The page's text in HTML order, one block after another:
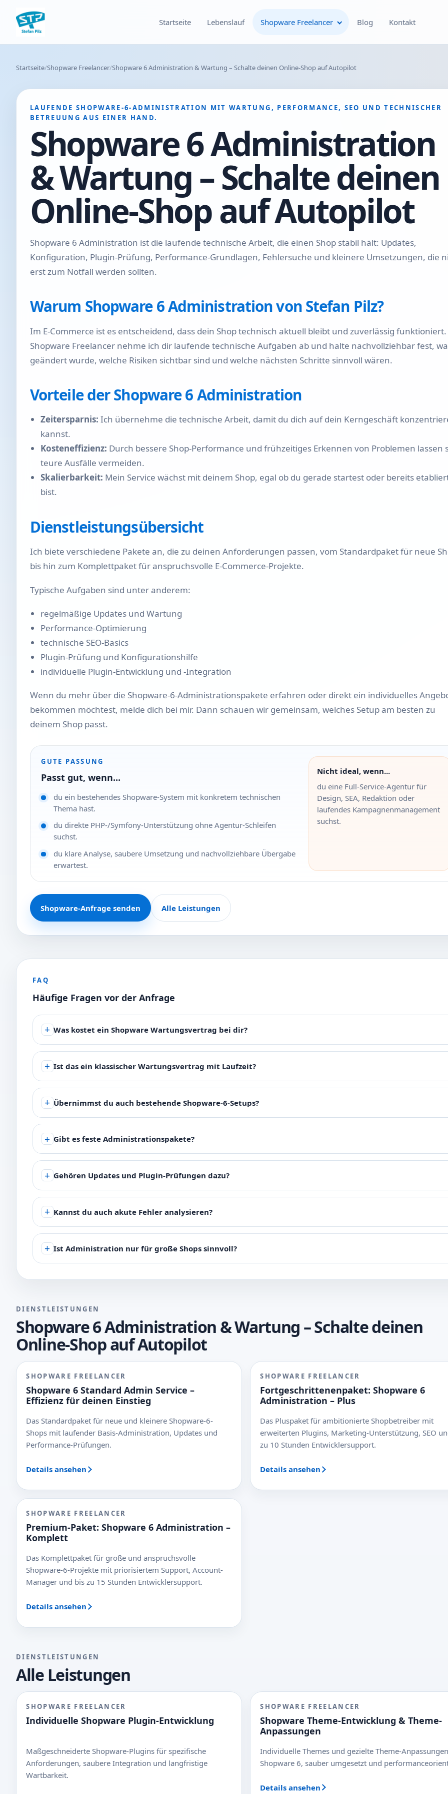
Startseite Lebenslauf Shopware Freelancer
Individuelle Shopware
Entwicklung & Theme-
Optimierung deines
Shopware-Shops
Shopware SEO und
technische On-Page-
Optimierung
Kompletter Shopware 6
Shop-Aufbau
Shopware Rundum-Service
Shopware 6 Administration
& Wartung – Schalte deinen
Online-Shop auf Autopilot
Blog Kontakt
Startseite Shopware Freelancer Shopware 6 Administration & Wartung – Schalte deinen Online-Shop auf Autopilot
LAUFENDE SHOPWARE-6-ADMINISTRATION MIT WARTUNG, PERFORMANCE, SEO UND TECHNISCHER
BETREUUNG AUS EINER HAND.
Shopware 6 Administration
& Wartung – Schalte deinen
Online-Shop auf Autopilot
Shopware 6 Administration ist die laufende technische Arbeit, die einen Shop stabil hält: Updates,
Konfiguration, Plugin-Prüfung, Performance-Grundlagen, Fehlersuche und kleinere Umsetzungen, die
erst zum Notfall werden sollten.
Warum Shopware 6 Administration von Stefan Pilz?
Im E-Commerce ist es entscheidend, dass dein Shop technisch aktuell bleibt und zuverlässig funktioniert.
Shopware Freelancer nehme ich dir laufende technische Aufgaben ab und halte nachvollziehbar fest,
geändert wurde, welche Risiken sichtbar sind und welche nächsten Schritte sinnvoll wären.
Vorteile der Shopware 6 Administration
Zeitersparnis: Ich übernehme die technische Arbeit, damit du dich auf dein Kerngeschäft
kannst.
Kosteneffizienz: Durch bessere Shop-Performance und frühzeitiges Erkennen von Problemen lassen
teure Ausfälle vermeiden.
Skalierbarkeit: Mein Service wächst mit deinem Shop, egal ob du gerade startest oder bereits
bist.
Dienstleistungsübersicht
Ich biete verschiedene Pakete an, die zu deinen Anforderungen passen, vom Standardpaket für neue
bis hin zum Komplettpaket für anspruchsvolle E-Commerce-Projekte.
Typische Aufgaben sind unter anderem:
regelmäßige Updates und Wartung
Performance-Optimierung
technische SEO-Basics
Plugin-Prüfung und Konfigurationshilfe
individuelle Plugin-Entwicklung und -Integration
Wenn du mehr über die Shopware-6-Administrationspakete erfahren oder direkt ein individuelles
bekommen möchtest, melde dich bei mir. Dann schauen wir gemeinsam, welches Setup am besten zu
deinem Shop passt.
GUTE PASSUNG
Passt gut, wenn...
du ein bestehendes Shopware-System mit konkretem technischen
Thema hast.
du direkte PHP-/Symfony-Unterstützung ohne Agentur-Schleifen
suchst.
du klare Analyse, saubere Umsetzung und nachvollziehbare Übergabe
erwartest.
Nicht ideal, wenn...
du eine Full-Service-Agentur für
Design, SEA, Redaktion oder
laufendes Kampagnenmanagement
suchst.
Shopware-Anfrage senden Alle Leistungen
FAQ
Häufige Fragen vor der Anfrage
Was kostet ein Shopware Wartungsvertrag bei dir?
Ist das ein klassischer Wartungsvertrag mit Laufzeit?
Übernimmst du auch bestehende Shopware-6-Setups?
Gibt es feste Administrationspakete?
Gehören Updates und Plugin-Prüfungen dazu?
Kannst du auch akute Fehler analysieren?
Ist Administration nur für große Shops sinnvoll?
DIENSTLEISTUNGEN
Shopware 6 Administration & Wartung – Schalte deinen
Online-Shop auf Autopilot
SHOPWARE FREELANCER
Shopware 6 Standard Admin Service –
Effizienz für deinen Einstieg
Das Standardpaket für neue und kleinere Shopware-6-
Shops mit laufender Basis-Administration, Updates und
Performance-Prüfungen.
Details ansehen
SHOPWARE FREELANCER
Fortgeschrittenenpaket: Shopware 6
Administration – Plus
Das Pluspaket für ambitionierte Shopbetreiber mit
erweiterten Plugins, Marketing-Unterstützung, SEO
zu 10 Stunden Entwicklersupport.
Details ansehen
SHOPWARE FREELANCER
Premium-Paket: Shopware 6 Administration –
Komplett
Das Komplettpaket für große und anspruchsvolle
Shopware-6-Projekte mit priorisiertem Support, Account-
Manager und bis zu 15 Stunden Entwicklersupport.
Details ansehen
DIENSTLEISTUNGEN
Alle Leistungen
SHOPWARE FREELANCER
Individuelle Shopware Plugin-Entwicklung
Maßgeschneiderte Shopware-Plugins für spezifische
Anforderungen, saubere Integration und langfristige
Wartbarkeit.
SHOPWARE FREELANCER
Shopware Theme-Entwicklung & Theme-
Anpassungen
Individuelle Themes und gezielte Theme-
Shopware 6, sauber umgesetzt und
Details ansehen